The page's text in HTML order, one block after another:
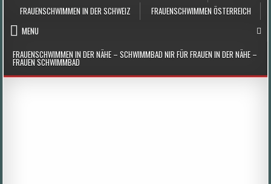
FRAUENSCHWIMMEN IN DER SCHWEIZ
FRAUENSCHWIMMEN ÖSTERREICH
MENU
FRAUENSCHWIMMEN IN DER NÄHE – SCHWIMMBAD NIR FÜR FRAUEN IN DER NÄHE –
FRAUEN SCHWIMMBAD